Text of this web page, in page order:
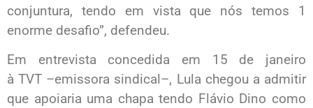
conjuntura, tendo em vista que nós temos 1
enorme desafio”, defendeu.
Em entrevista concedida em 15 de janeiro
à TVT –emissora sindical–, Lula chegou a admitir
que apoiaria uma chapa tendo Flávio Dino como